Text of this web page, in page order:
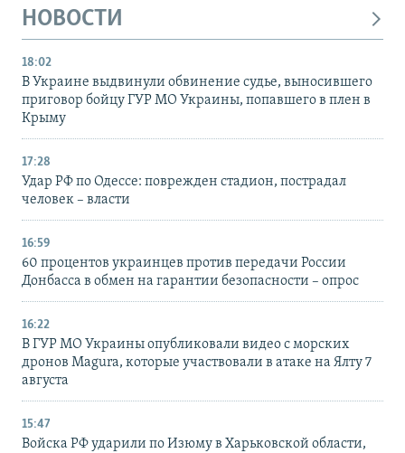
НОВОСТИ
18:02
В Украине выдвинули обвинение судье, выносившего
приговор бойцу ГУР МО Украины, попавшего в плен в
Крыму
17:28
Удар РФ по Одессе: поврежден стадион, пострадал
человек – власти
16:59
60 процентов украинцев против передачи России
Донбасса в обмен на гарантии безопасности – опрос
16:22
В ГУР МО Украины опубликовали видео с морских
дронов Magura, которые участвовали в атаке на Ялту 7
августа
15:47
Войска РФ ударили по Изюму в Харьковской области,